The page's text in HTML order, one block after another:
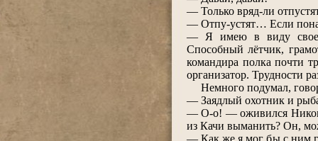
― Только вряд-ли
― Отпу-устят… Если
― Я имею в виду
Способный лётчик,
командира полка почти
организатор. Трудности
Немного подумал,
― Заядлый охотник и
― О-о! ― оживился
из Качи выманить? Он,
― Как же я мог бы с ним